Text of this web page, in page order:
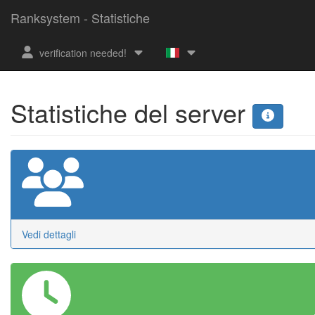
Ranksystem - Statistiche
verification needed!
Statistiche del server
Vedi dettagli